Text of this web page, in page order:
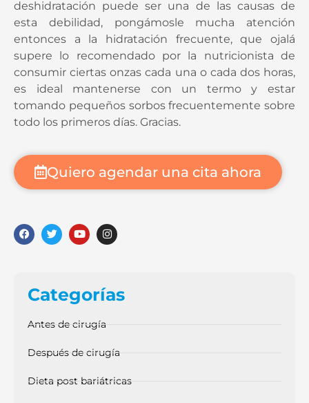
deshidratación puede ser una de las causas de
esta debilidad, pongámosle mucha atención
entonces a la hidratación frecuente, que ojalá
supere lo recomendado por la nutricionista de
consumir ciertas onzas cada una o cada dos horas,
es ideal mantenerse con un termo y estar
tomando pequeños sorbos frecuentemente sobre
todo los primeros días. Gracias.
Quiero agendar una cita ahora
Categorías
Antes de cirugía
Después de cirugía
Dieta post bariátricas